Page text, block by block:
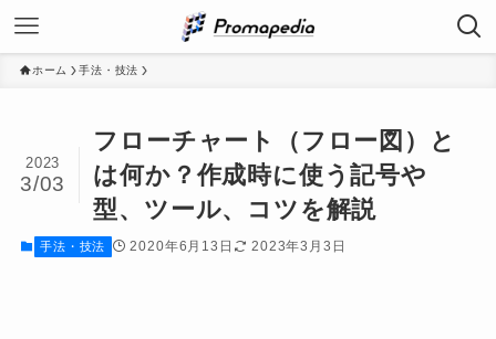
ホーム 手法・技法
フローチャート（フロー図）と
は何か？作成時に使う記号や
型、ツール、コツを解説
2023
3/03
手法・技法 2020年6月13日 2023年3月3日